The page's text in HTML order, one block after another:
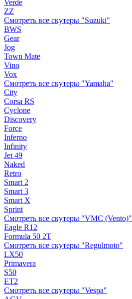
Verde
ZZ
Смотреть все скутеры "Suzuki"
BWS
Gear
Jog
Town Mate
Vino
Vox
Смотреть все скутеры "Yamaha"
City
Corsa RS
Cyclone
Discovery
Force
Inferno
Infinity
Jet 49
Naked
Retro
Smart 2
Smart 3
Smart X
Sprint
Смотреть все скутеры "VMC (Vento)"
Eagle R12
Formula 50 2Т
Смотреть все скутеры "Regulmoto"
LX50
Primavera
S50
ET2
Смотреть все скутеры "Vespa"